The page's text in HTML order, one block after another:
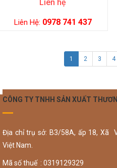
Liên hệ
Liên Hệ: 0978 741 437
1 2 3 4
CÔNG TY TNHH SẢN XUẤT
Địa chỉ trụ sở: B3/58A, ấp 18, Xã
Việt Nam.
Mã số thuế : 0319129329